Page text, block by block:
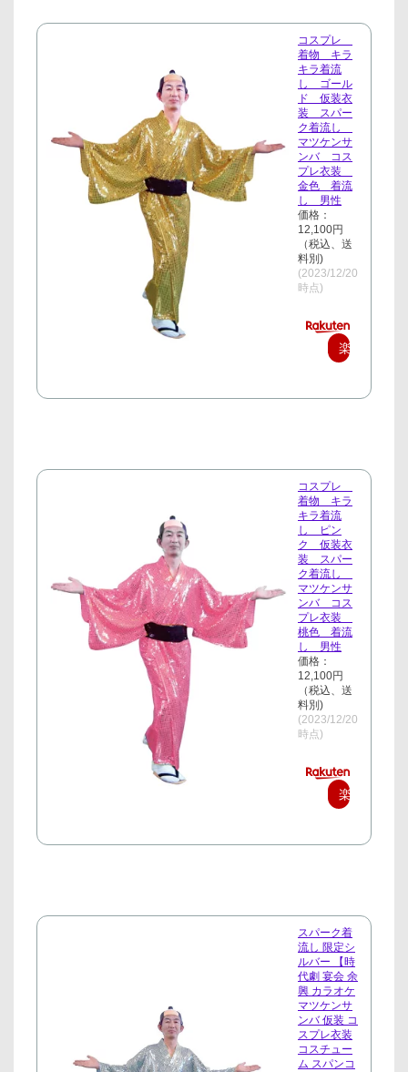
コスプレ
着物 キラ
キラ着流
し ゴール
ド 仮装衣
装 スパー
ク着流し
マツケンサ
ンバ コス
プレ衣装
金色 着流
し 男性
価格：
12,100円
（税込、送
料別)
(2023/12/20
時点)
楽
コスプレ
着物 キラ
キラ着流
し ピン
ク 仮装衣
装 スパー
ク着流し
マツケンサ
ンバ コス
プレ衣装
桃色 着流
し 男性
価格：
12,100円
（税込、送
料別)
(2023/12/20
時点)
楽
スパーク着
流し 限定シ
ルバー 【時
代劇 宴会 余
興 カラオケ
マツケンサ
ンバ 仮装 コ
スプレ衣装
コスチュー
ム スパンコ